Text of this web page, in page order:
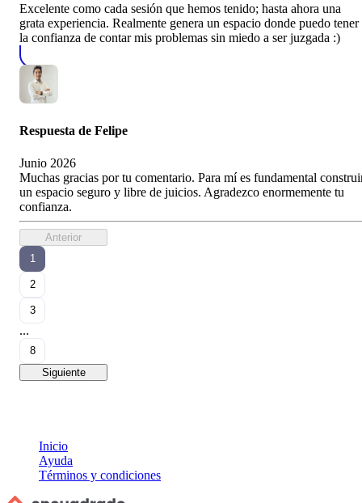
Excelente como cada sesión que hemos tenido; hasta ahora una
grata experiencia. Realmente genera un espacio donde puedo tener
la confianza de contar mis problemas sin miedo a ser juzgada :)
Respuesta de Felipe
Junio 2026
Muchas gracias por tu comentario. Para mí es fundamental
un espacio seguro y libre de juicios. Agradezco enormemente tu
confianza.
Anterior
1
2
3
...
8
Siguiente
Inicio
Ayuda
Términos y condiciones